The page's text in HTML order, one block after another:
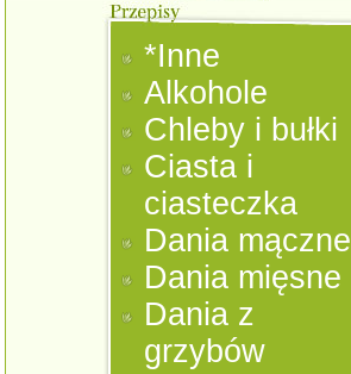
*Inne
Alkohole
Chleby i bułki
Ciasta i
ciasteczka
Dania mączne
Dania mięsne
Dania z
grzybów